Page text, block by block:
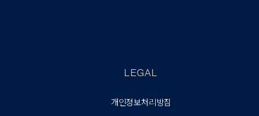
LEGAL
개인정보처리방침